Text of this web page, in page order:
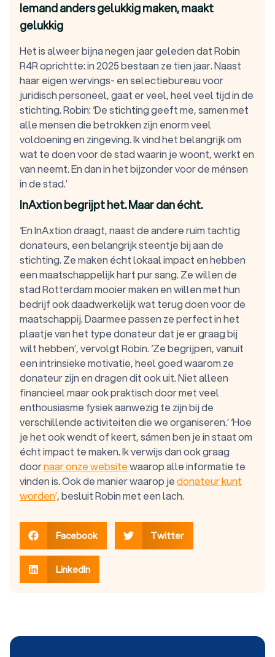
Iemand anders gelukkig maken, maakt
gelukkig
Het is alweer bijna negen jaar geleden dat Robin
R4R oprichtte: in 2025 bestaan ze tien jaar. Naast
haar eigen wervings- en selectiebureau voor
juridisch personeel, gaat er veel, heel veel tijd in de
stichting. Robin: ‘De stichting geeft me, samen met
alle mensen die betrokken zijn enorm veel
voldoening en zingeving. Ik vind het belangrijk om
wat te doen voor de stad waarin je woont, werkt en
van neemt. En dan in het bijzonder voor de ménsen
in de stad.’
InAxtion begrijpt het. Maar dan écht.
‘En InAxtion draagt, naast de andere ruim tachtig
donateurs, een belangrijk steentje bij aan de
stichting. Ze maken écht lokaal impact en hebben
een maatschappelijk hart pur sang. Ze willen de
stad Rotterdam mooier maken en willen met hun
bedrijf ook daadwerkelijk wat terug doen voor de
maatschappij. Daarmee passen ze perfect in het
plaatje van het type donateur dat je er graag bij
wilt hebben’, vervolgt Robin. ‘Ze begrijpen, vanuit
een intrinsieke motivatie, heel goed waarom ze
donateur zijn en dragen dit ook uit. Niet alleen
financieel maar ook praktisch door met veel
enthousiasme fysiek aanwezig te zijn bij de
verschillende activiteiten die we organiseren.’ ‘Hoe
je het ook wendt of keert, sámen ben je in staat om
écht impact te maken. Ik verwijs dan ook graag
doornaar onze websitewaarop alle informatie te
vinden is. Ook de manier waarop jedonateur kunt
worden’, besluit Robin met een lach.
Facebook Twitter
LinkedIn